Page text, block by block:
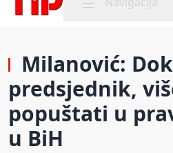
Milanović:
predsjednik,
popuštati u
u BiH